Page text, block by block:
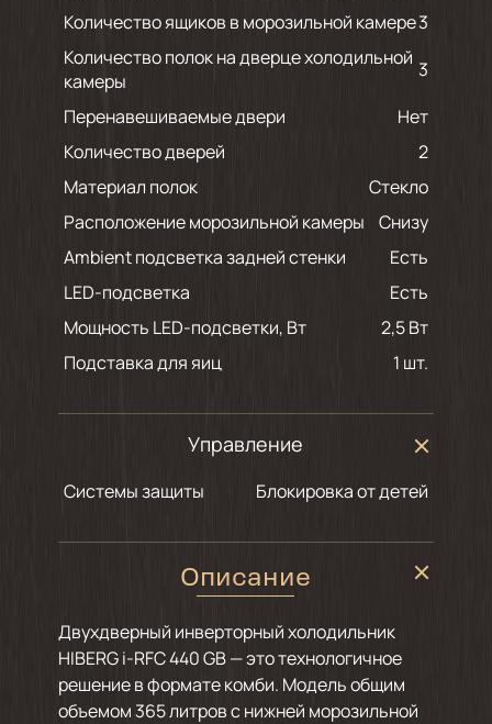
Количество ящиков в морозильной камере3
Количество полок на дверце холодильной
камеры
3
Перенавешиваемые двери
Нет
Количество дверей
2
Материал полок
Стекло
Расположение морозильной камеры
Снизу
Ambient подсветка задней стенки
есть
LED-подсветка
есть
Мощность LED-подсветки, Вт
2,5 Вт
Подставка для яиц
1 шт.
Управление
Системы защиты Блокировка от детей
Описание
Двухдверный инверторный холодильник
HIBERG i-RFC 440 GB — это технологичное
решение в формате комби. Модель общим
объемом 365 литров с нижней морозильной